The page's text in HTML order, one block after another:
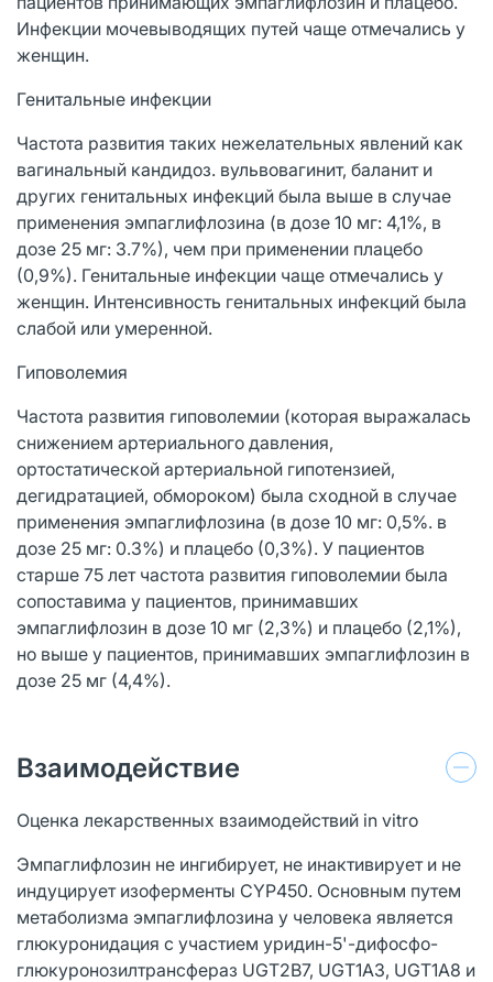
Инфекции мочевыводящих путей чаще отмечались у
женщин.
Генитальные инфекции
Частота развития таких нежелательных явлений как
вагинальный кандидоз. вульвовагинит, баланит и
других генитальных инфекций была выше в случае
применения эмпаглифлозина (в дозе 10 мг: 4,1%, в
дозе 25 мг: 3.7%), чем при применении плацебо
(0,9%). Генитальные инфекции чаще отмечались у
женщин. Интенсивность генитальных инфекций была
слабой или умеренной.
Гиповолемия
Частота развития гиповолемии (которая выражалась
снижением артериального давления,
ортостатической артериальной гипотензией,
дегидратацией, обмороком) была сходной в случае
применения эмпаглифлозина (в дозе 10 мг: 0,5%. в
дозе 25 мг: 0.3%) и плацебо (0,3%). У пациентов
старше 75 лет частота развития гиповолемии была
сопоставима у пациентов, принимавших
эмпаглифлозин в дозе 10 мг (2,3%) и плацебо (2,1%),
но выше у пациентов, принимавших эмпаглифлозин в
дозе 25 мг (4,4%).
Взаимодействие
Оценка лекарственных взаимодействий in vitro
Эмпаглифлозин не ингибирует, не инактивирует и не
индуцирует изоферменты CYP450. Основным путем
метаболизма эмпаглифлозина у человека является
глюкуронидация с участием уридин-5'-дифосфо-
глюкуронозилтрансфераз UGT2B7, UGT1A3, UGT1A8 и